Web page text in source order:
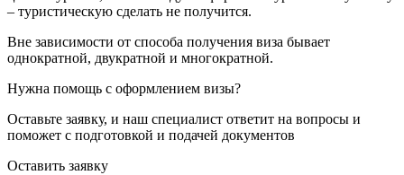
– туристическую сделать не получится.
Вне зависимости от способа получения виза бывает
однократной, двукратной и многократной.
Нужна помощь с оформлением визы?
Оставьте заявку, и наш специалист ответит на вопросы и
поможет с подготовкой и подачей документов
Оставить заявку